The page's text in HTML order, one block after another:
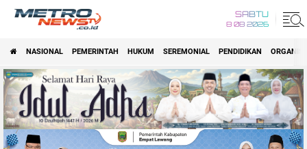
SABTU
8 08 2026
NASIONAL PEMERINTAH HUKUM SEREMONIAL PENDIDIKAN